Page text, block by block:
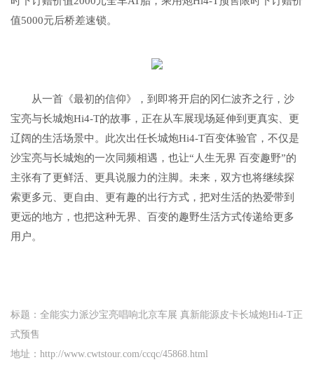
值5000元后桥差速锁。
从一首《最初的信仰》，到即将开启的冈仁波齐之行，沙
宝亮与长城炮Hi4-T的故事，正在从车展现场延伸到更真实、更
辽阔的生活场景中。此次出任长城炮Hi4-T百变体验官，不仅是
沙宝亮与长城炮的一次同频相遇，也让“人生无界 百变趣野”的
主张有了更鲜活、更具说服力的注脚。未来，双方也将继续探
索更多元、更自由、更有趣的出行方式，把对生活的热爱带到
更远的地方，也把这种无界、百变的趣野生活方式传递给更多
用户。
标题：全能实力派沙宝亮唱响北京车展 真新能源皮卡长城炮Hi4-T正
式预售
地址：http://www.cwtstour.com/ccqc/45868.html